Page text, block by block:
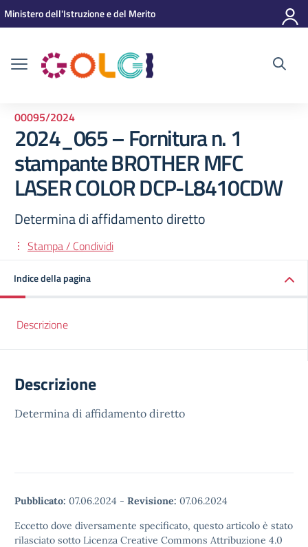
Vai ai contenuti
Vai al menu di navigazione
Vai al footer
Ministero dell'Istruzione e del Merito
00095/2024
2024_065 – Fornitura n. 1
stampante BROTHER MFC
LASER COLOR DCP-L8410CDW
Determina di affidamento diretto
Stampa / Condividi
Indice della pagina
Descrizione
Descrizione
Determina di affidamento diretto
Pubblicato: 07.06.2024 - Revisione: 07.06.2024
Eccetto dove diversamente specificato, questo articolo è stato
rilasciato sotto Licenza Creative Commons Attribuzione 4.0